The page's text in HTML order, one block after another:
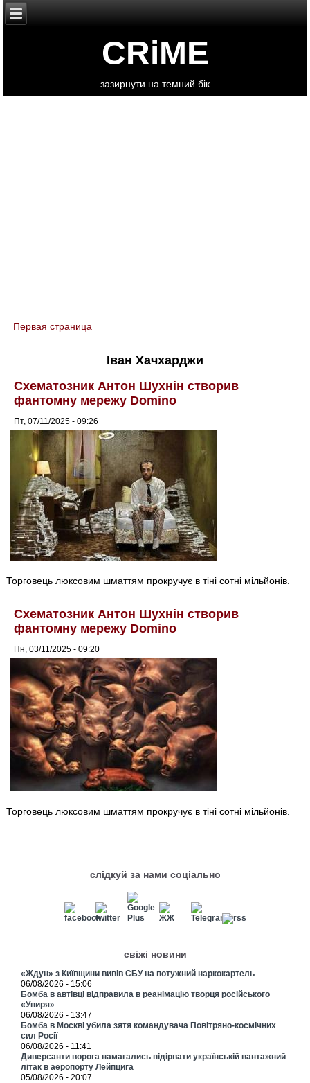
CRiME
зазирнути на темний бік
You are here
Первая страница
Іван Хачхарджи
Схематозник Антон Шухнін створив
фантомну мережу Domino
Пт, 07/11/2025 - 09:26
Торговець люксовим шматтям прокручує в тіні сотні мільйонів.
Схематозник Антон Шухнін створив
фантомну мережу Domino
Пн, 03/11/2025 - 09:20
Торговець люксовим шматтям прокручує в тіні сотні мільйонів.
слідкуй за нами соціально
свіжі новини
«Ждун» з Київщини вивів СБУ на потужний наркокартель
06/08/2026 - 15:06
Бомба в автівці відправила в реанімацію творця російського
«Упиря»
06/08/2026 - 13:47
Бомба в Москві убила зятя командувача Повітряно-космічних
сил Росії
06/08/2026 - 11:41
Диверсанти ворога намагались підірвати українській вантажний
літак в аеропорту Лейпцига
05/08/2026 - 20:07